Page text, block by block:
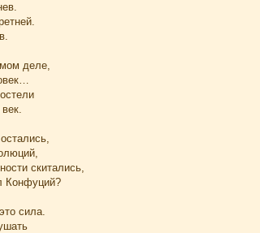
деле,
скитались,
Конфуций?
сила.